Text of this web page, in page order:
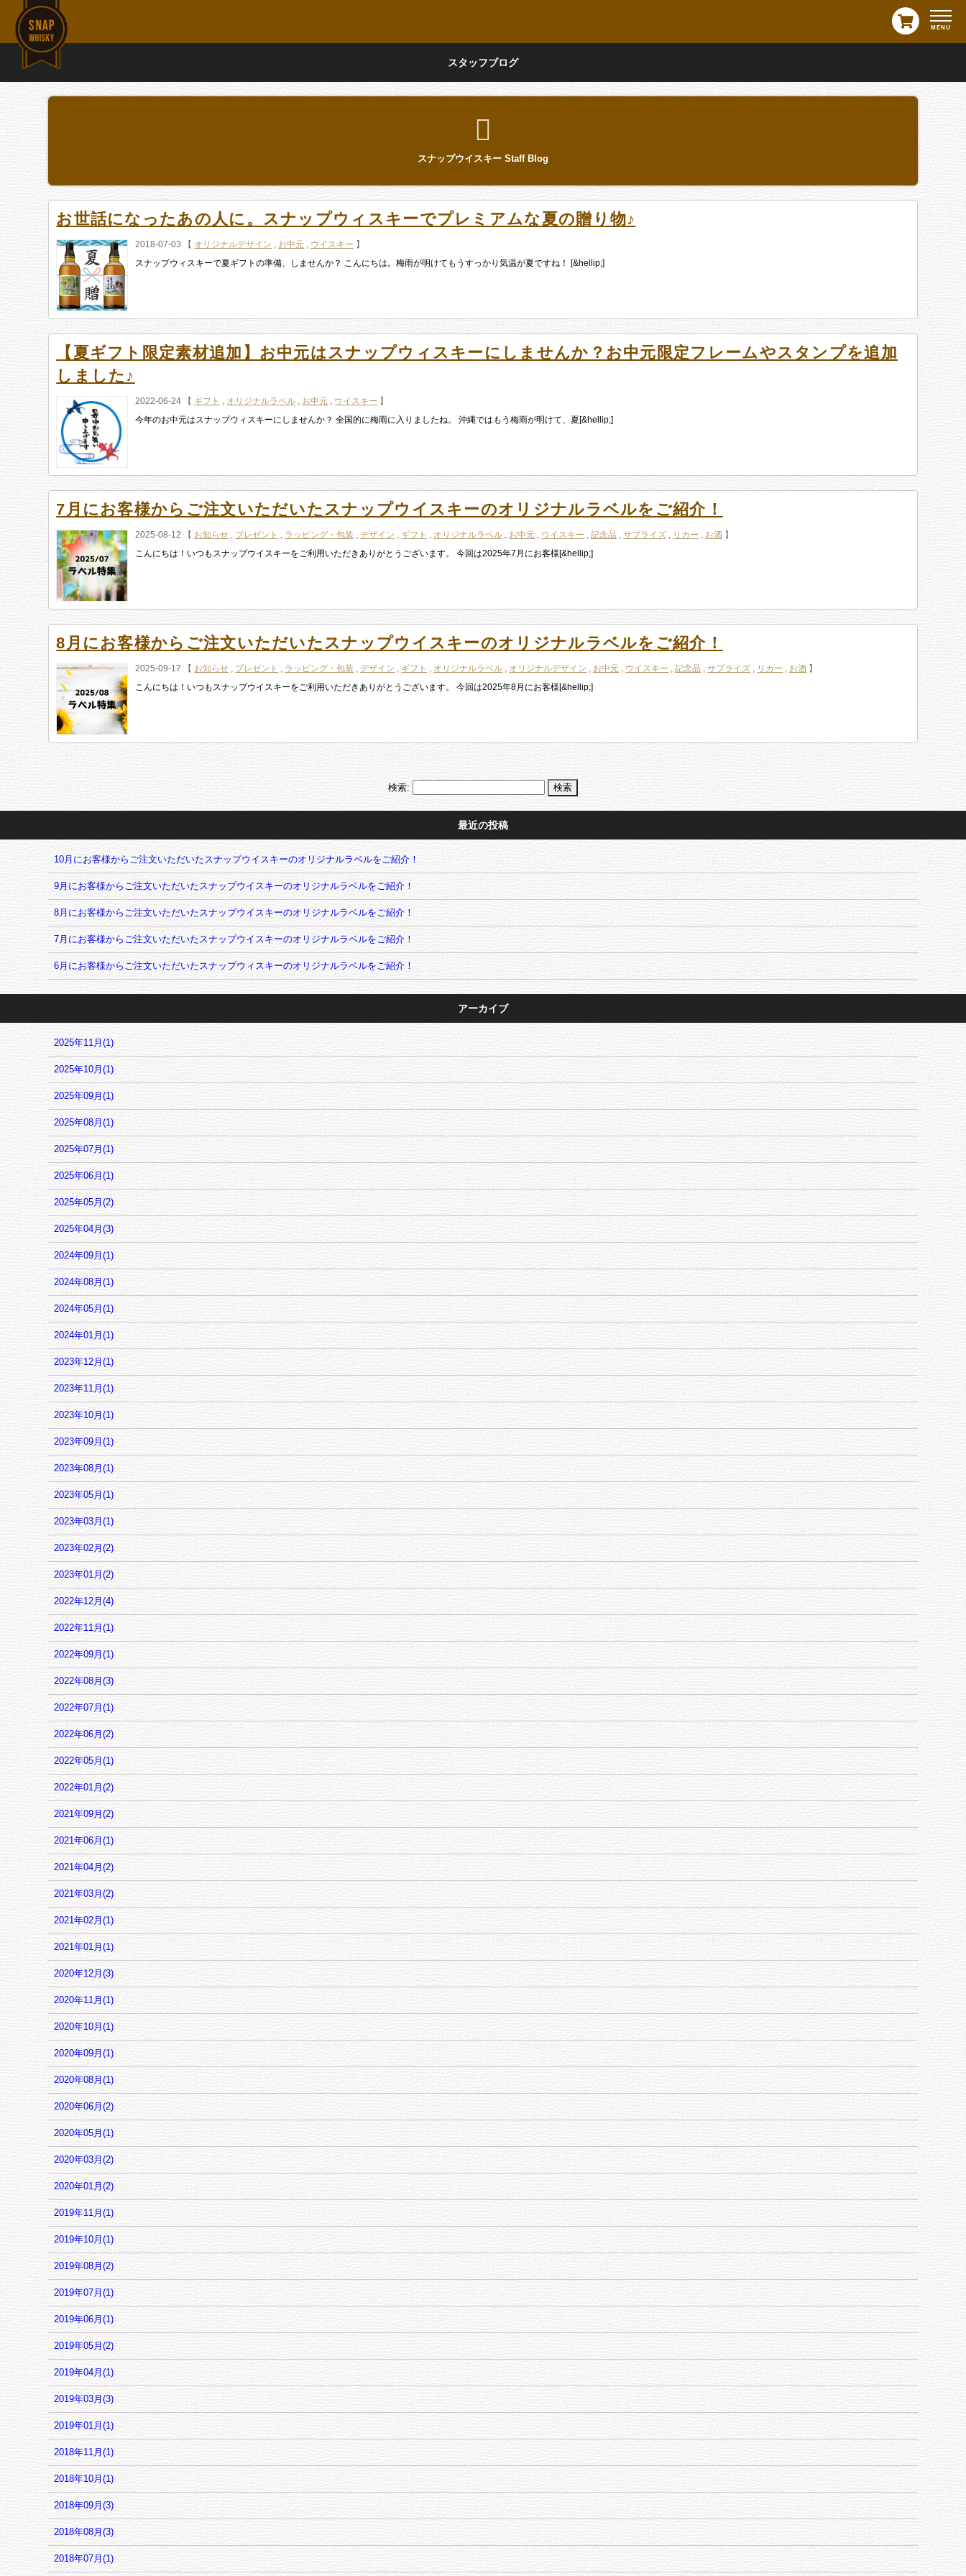
スタッフブログ
スナップウイスキー Staff Blog
お世話になったあの人に。スナップウィスキーでプレミアムな夏の贈り物♪
2018-07-03 【 オリジナルデザイン , お中元 , ウイスキー 】
スナップウィスキーで夏ギフトの準備、しませんか？ こんにちは。梅雨が明けてもうすっかり気温が夏ですね！ [&hellip;]
【夏ギフト限定素材追加】お中元はスナップウィスキーにしませんか？お中元限定フレームやスタンプを追加
しました♪
2022-06-24 【 ギフト , オリジナルラベル , お中元 , ウイスキー 】
今年のお中元はスナップウィスキーにしませんか？ 全国的に梅雨に入りましたね。 沖縄ではもう梅雨が明けて、夏[&hellip;]
7月にお客様からご注文いただいたスナップウイスキーのオリジナルラベルをご紹介！
2025-08-12 【 お知らせ , プレゼント , ラッピング・包装 ,デザイン , ギフト , オリジナルラベル , お中元 , ウイスキー ,記念品 ,サプライズ , リカー , お酒 】
こんにちは！いつもスナップウイスキーをご利用いただきありがとうございます。 今回は2025年7月にお客様[&hellip;]
8月にお客様からご注文いただいたスナップウイスキーのオリジナルラベルをご紹介！
2025-09-17 【 お知らせ , プレゼント , ラッピング・包装 ,デザイン , ギフト , オリジナルラベル , オリジナルデザイン , お中元 , ウイスキー ,記念品 ,サプライズ , リカー , お酒 】
こんにちは！いつもスナップウイスキーをご利用いただきありがとうございます。 今回は2025年8月にお客様[&hellip;]
検索:
最近の投稿
10月にお客様からご注文いただいたスナップウイスキーのオリジナルラベルをご紹介！
9月にお客様からご注文いただいたスナップウイスキーのオリジナルラベルをご紹介！
8月にお客様からご注文いただいたスナップウイスキーのオリジナルラベルをご紹介！
7月にお客様からご注文いただいたスナップウイスキーのオリジナルラベルをご紹介！
6月にお客様からご注文いただいたスナップウィスキーのオリジナルラベルをご紹介！
アーカイブ
2025年11月(1)
2025年10月(1)
2025年09月(1)
2025年08月(1)
2025年07月(1)
2025年06月(1)
2025年05月(2)
2025年04月(3)
2024年09月(1)
2024年08月(1)
2024年05月(1)
2024年01月(1)
2023年12月(1)
2023年11月(1)
2023年10月(1)
2023年09月(1)
2023年08月(1)
2023年05月(1)
2023年03月(1)
2023年02月(2)
2023年01月(2)
2022年12月(4)
2022年11月(1)
2022年09月(1)
2022年08月(3)
2022年07月(1)
2022年06月(2)
2022年05月(1)
2022年01月(2)
2021年09月(2)
2021年06月(1)
2021年04月(2)
2021年03月(2)
2021年02月(1)
2021年01月(1)
2020年12月(3)
2020年11月(1)
2020年10月(1)
2020年09月(1)
2020年08月(1)
2020年06月(2)
2020年05月(1)
2020年03月(2)
2020年01月(2)
2019年11月(1)
2019年10月(1)
2019年08月(2)
2019年07月(1)
2019年06月(1)
2019年05月(2)
2019年04月(1)
2019年03月(3)
2019年01月(1)
2018年11月(1)
2018年10月(1)
2018年09月(3)
2018年08月(3)
2018年07月(1)